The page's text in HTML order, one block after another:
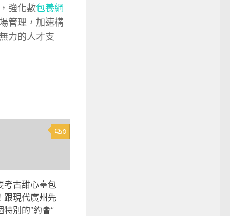
強化數包養網
管理，加速構
力的人才支
0
考古甜心臺包
跟現代廣州先
特別的“約會”